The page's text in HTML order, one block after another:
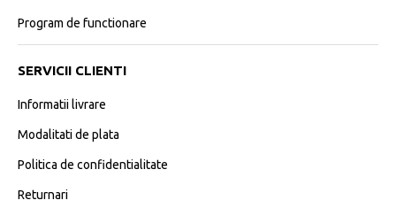
Program de functionare
SERVICII CLIENTI
Informatii livrare
Modalitati de plata
Politica de confidentialitate
Returnari